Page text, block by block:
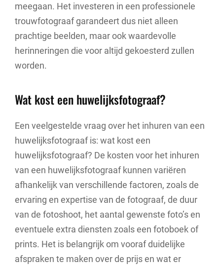
meegaan. Het investeren in een professionele
trouwfotograaf garandeert dus niet alleen
prachtige beelden, maar ook waardevolle
herinneringen die voor altijd gekoesterd zullen
worden.
Wat kost een huwelijksfotograaf?
Een veelgestelde vraag over het inhuren van een
huwelijksfotograaf is: wat kost een
huwelijksfotograaf? De kosten voor het inhuren
van een huwelijksfotograaf kunnen variëren
afhankelijk van verschillende factoren, zoals de
ervaring en expertise van de fotograaf, de duur
van de fotoshoot, het aantal gewenste foto’s en
eventuele extra diensten zoals een fotoboek of
prints. Het is belangrijk om vooraf duidelijke
afspraken te maken over de prijs en wat er